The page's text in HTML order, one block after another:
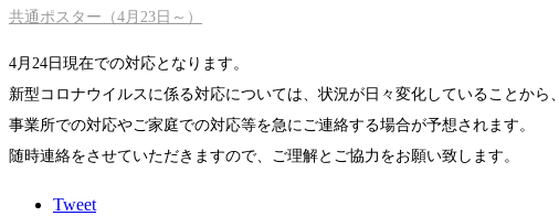
共通ポスター（4月23日～）
4月24日現在での対応となります。
新型コロナウイルスに係る対応については、状況が日々変化していることから、
事業所での対応やご家庭での対応等を急にご連絡する場合が予想されます。
随時連絡をさせていただきますので、ご理解とご協力をお願い致します。
Tweet